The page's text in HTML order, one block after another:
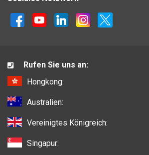
Rufen Sie uns an:
Hongkong:
Australien:
Vereinigtes Königreich:
Singapur: